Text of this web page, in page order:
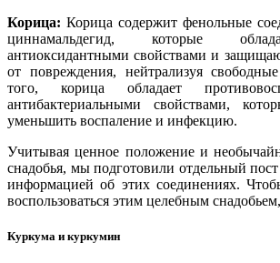
Корица: Корица содержит фенольные
циннамальдегид, которые
антиоксидантными свойствами и
от повреждения, нейтрализуя
того, корица обладает
антибактериальными свойствами,
уменьшить воспаление и инфекцию.
Учитывая ценное положение и
снадобья, мы подготовили отдельный
информацией об этих соединениях.
воспользоваться этим целебным
Куркума и куркумин